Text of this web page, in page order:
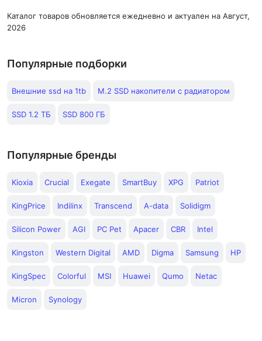
Каталог товаров обновляется ежедневно и актуален на Август,
2026
Популярные подборки
Внешние ssd на 1tb M.2 SSD накопители с радиатором
SSD 1.2 ТБ SSD 800 ГБ
Популярные бренды
Kioxia Crucial Exegate SmartBuy XPG Patriot
KingPrice Indilinx Transcend A-data Solidigm
Silicon Power AGI PC Pet Apacer CBR Intel
Kingston Western Digital AMD Digma Samsung HP
KingSpec Colorful MSI Huawei Qumo Netac
Micron Synology